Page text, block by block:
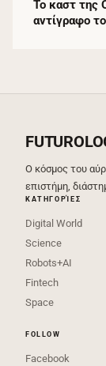
Το καστ της
αντίγραφο
Ο κόσμος του
επιστήμη,
ΚΑΤΗΓΟΡΊΕΣ
Digital World
Science
Robots+AI
Fintech
Space
FOLLOW
Facebook